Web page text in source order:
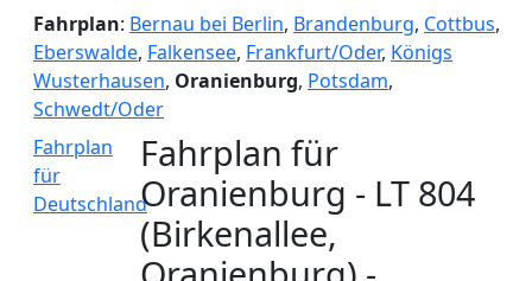
Fahrplan: Bernau bei Berlin, Brandenburg, Cottbus,
Eberswalde, Falkensee, Frankfurt/Oder, Königs
Wusterhausen, Oranienburg, Potsdam,
Schwedt/Oder
Fahrplan
für
Deutschland
Fahrplan für
Oranienburg - LT 804
(Birkenallee,